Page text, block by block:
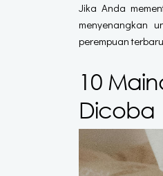
Jika Anda
menyenangkan
perempuan
10
Dicoba